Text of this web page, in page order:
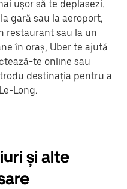
ușor să te deplasezi.
gară sau la aeroport,
restaurant sau la un
în oraș, Uber te ajută
te online sau
destinația pentru a
Long.
și alte